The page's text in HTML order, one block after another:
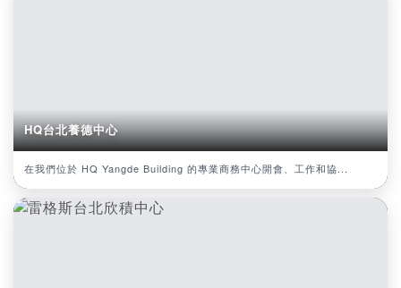
HQ台北養德中心
在我們位於 HQ Yangde Building 的專業商務中心開會、工作和協...